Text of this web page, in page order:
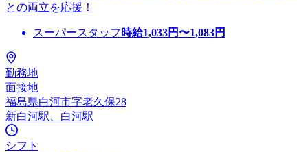
との両立を応援！
スーパースタッフ 時給1,033円〜1,083円
勤務地
面接地
福島県白河市字老久保28
新白河駅、白河駅
シフト